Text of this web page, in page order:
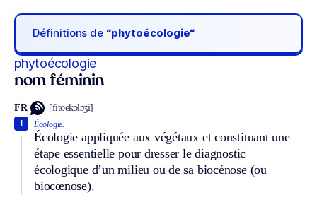
Définitions de “phytoécologie“
phytoécologie
nom féminin
FR [fitoekɔlɔʒi]
Écologie.
Écologie appliquée aux végétaux et constituant une
étape essentielle pour dresser le diagnostic
écologique d’un milieu ou de sa biocénose (ou
biocœnose).
1